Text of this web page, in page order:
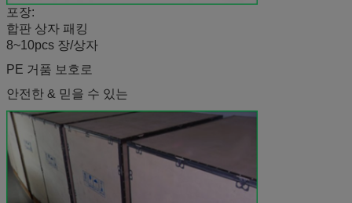
포장:
합판 상자 패킹
8~10pcs 장/상자
PE 거품 보호로
안전한 & 믿을 수 있는